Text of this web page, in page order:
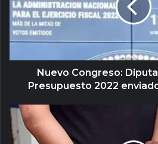
Nuevo Congreso:
Presupuesto 2022